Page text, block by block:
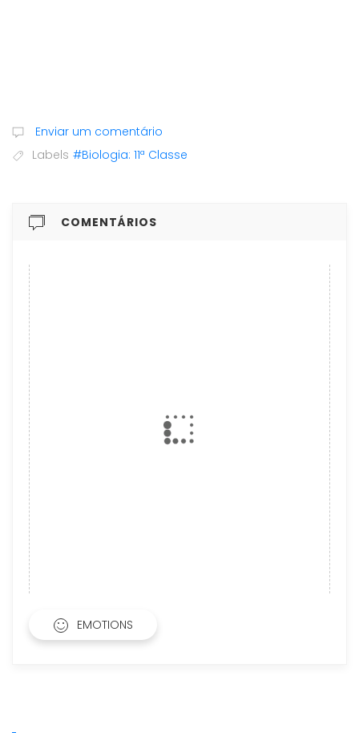
Enviar um comentário
Labels #Biologia: 11ª Classe
COMENTÁRIOS
EMOTIONS